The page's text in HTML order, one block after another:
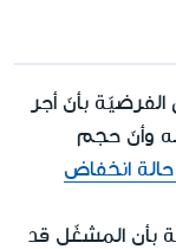
الفرضيّة بأنّ أجر
وأنّ حجم
انخفاض
بأن المشغّل قد